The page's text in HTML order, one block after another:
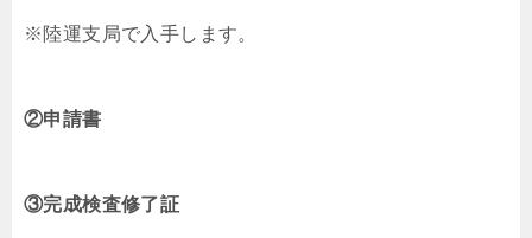
※陸運支局で入手します。
②申請書
③完成検査修了証